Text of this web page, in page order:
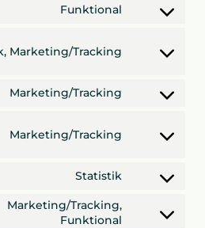
service
Funktional
Consent
service
wordfence
Marketing/Tracking
Consent
service
google-
Marketing/Tracking
Consent
service
google-
Marketing/Tracking
Consent
service
google-
Statistik
Consent
service
Marketing/Tracking,
Funktional
Consent